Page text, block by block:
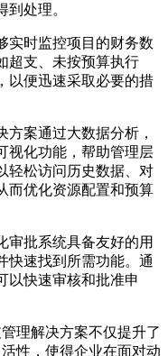
处理。
实时监控项目的财务数
超支、未按预算执行
以便迅速采取必要的措
方案通过大数据分析，
视化功能，帮助管理层
轻松访问历史数据、对
而优化资源配置和预算
审批系统具备友好的用
快速找到所需功能。通
以快速审核和批准申
理解决方案不仅提升了
性，使得企业在面对动